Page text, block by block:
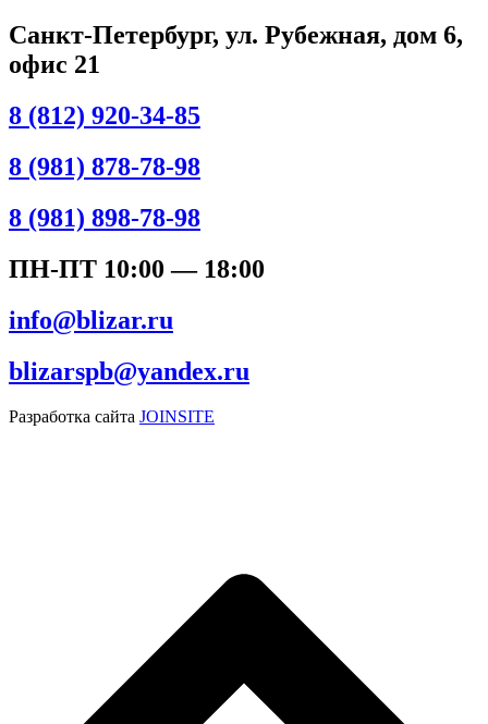
Санкт-Петербург, ул. Рубежная, дом 6,
офис 21
8 (812) 920-34-85
8 (981) 878-78-98
8 (981) 898-78-98
ПН-ПТ 10:00 — 18:00
info@blizar.ru
blizarspb@yandex.ru
Разработка сайта JOINSITE